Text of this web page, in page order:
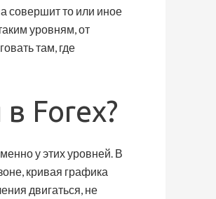
совершит то или иное
уровням, от
там, где
Forex?
у этих уровней. В
кривая графика
двигаться, не